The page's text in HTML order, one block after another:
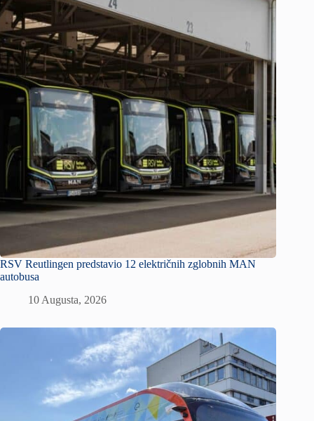
RSV Reutlingen predstavio 12 električnih zglobnih MAN
autobusa
10 Augusta, 2026